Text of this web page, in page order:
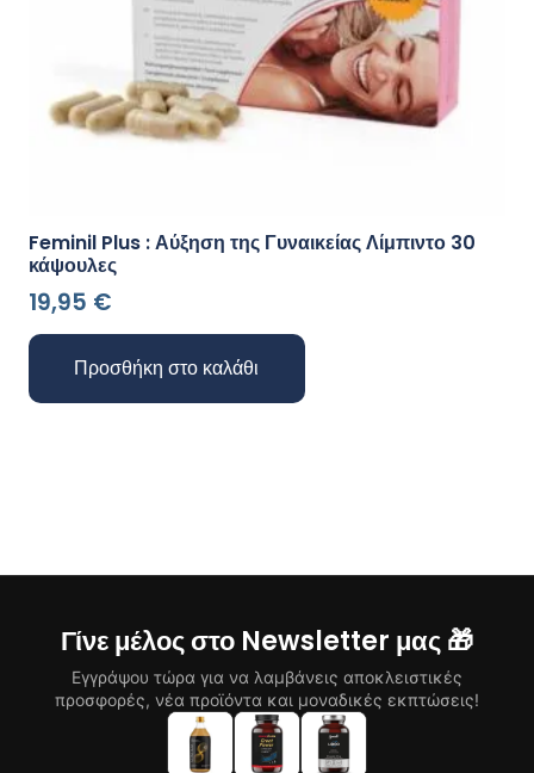
Feminil Plus : Αύξηση της Γυναικείας Λίμπιντο 30
κάψουλες
19,95 €
Προσθήκη στο καλάθι
Γίνε μέλος στο Newsletter μας 🎁
Εγγράψου τώρα για να λαμβάνεις αποκλειστικές
προσφορές, νέα προϊόντα και μοναδικές εκπτώσεις!